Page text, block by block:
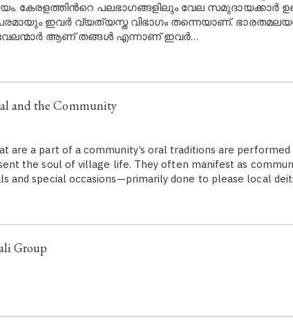
കേരളത്തിന്‍റെ പലഭാഗങ്ങളിലും വേല സമുദായക്കാര്‍
ഇവര്‍ വ്യത്യസ്ത വിഭാഗം തന്നെയാണ്.
ആണ് തങ്ങള്‍ എന്നാണ് ഇവര്‍…
and the Community
are a part of a community’s oral traditions are performed
the soul of village life. They often manifest as
and special occasions—primarily done to please local
Group